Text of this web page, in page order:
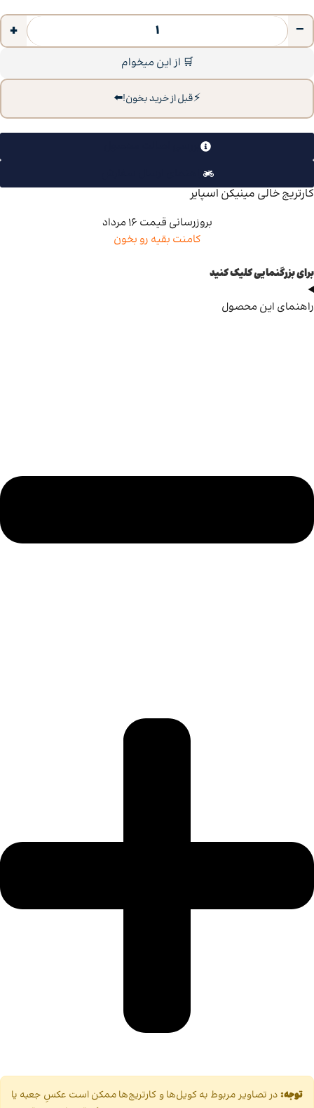
−
+
🛒 از این میخوام
⚡قبل از خرید بخون!⬅️
کارتریج خالی مینیکن اسپایر
بروزرسانی قیمت 16 مرداد
کامنت بقیه رو بخون
برای بزرگنمایی کلیک کنید
راهنمای این محصول
توجه:در تصاویر مربوط به کویل‌ها و کارتریج‌ها ممکن است عکسِ جعبه یا